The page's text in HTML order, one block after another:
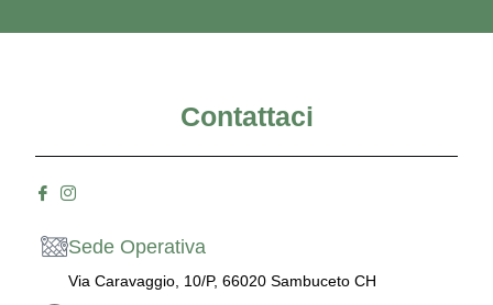
Contattaci
Sede Operativa
Via Caravaggio, 10/P, 66020 Sambuceto CH